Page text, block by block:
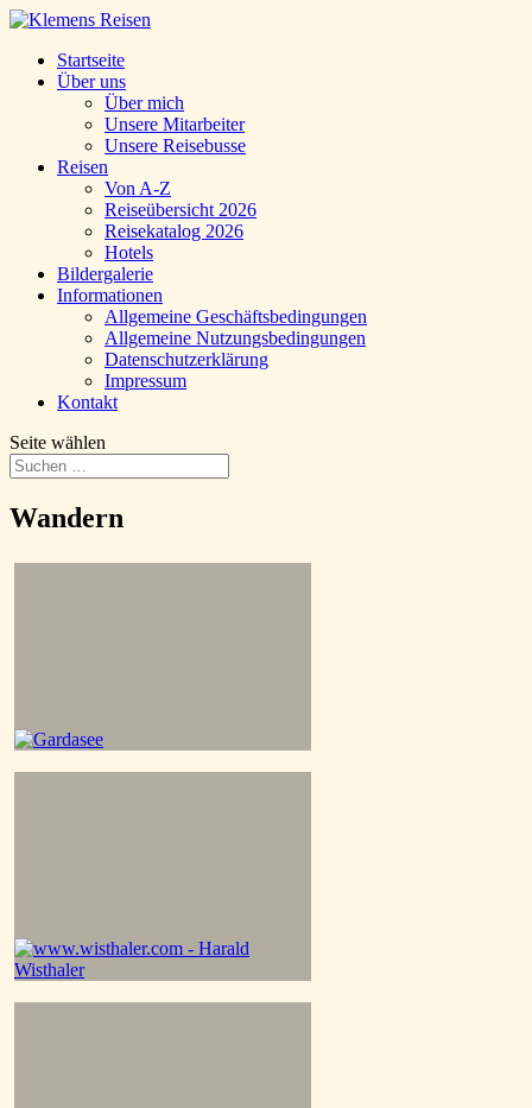
Startseite
Über uns
Über mich
Unsere Mitarbeiter
Unsere Reisebusse
Reisen
Von A-Z
Reiseübersicht 2026
Reisekatalog 2026
Hotels
Bildergalerie
Informationen
Allgemeine Geschäftsbedingungen
Allgemeine Nutzungsbedingungen
Datenschutzerklärung
Impressum
Kontakt
Seite wählen
Wandern